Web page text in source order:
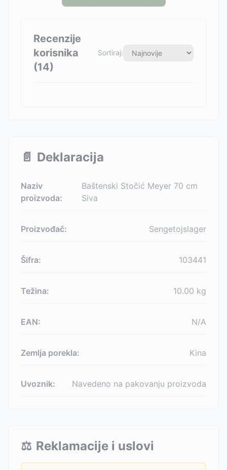
Recenzije
korisnika
(14)
Sortiraj:
📄 Deklaracija
Naziv
proizvoda:
Baštenski Stočić Meyer 70 cm
Siva
Proizvođač: Sengetojslager
Šifra: 103441
Težina: 10.00 kg
EAN: N/A
Zemlja porekla: Kina
Uvoznik: Navedeno na pakovanju proizvoda
⚖️ Reklamacije i uslovi